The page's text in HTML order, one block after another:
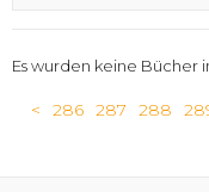
Es wurden keine Bücher
< 286 287 288